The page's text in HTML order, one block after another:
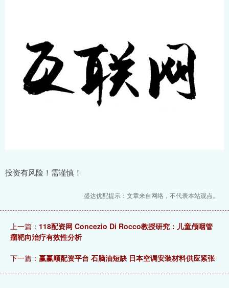
投资有风险！需谨慎！
盛达优配提示：文章来自网络，不代表本站观点。
上一篇： 118配资网 Concezio Di Rocco教授研究：儿童颅咽管
瘤靶向治疗有效性分析
下一篇： 赢赢顺配资平台 石脑油短缺 日本空调安装材料供应紧张